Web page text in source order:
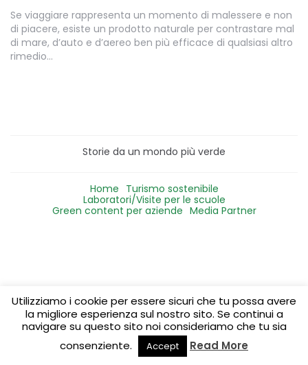
Se viaggiare rappresenta un momento di malessere e non
di piacere, esiste un prodotto naturale per contrastare mal
di mare, d’auto e d’aereo ben più efficace di qualsiasi altro
rimedio…
Storie da un mondo più verde
Home Turismo sostenibile
Laboratori/Visite per le scuole
Green content per aziende Media Partner
Utilizziamo i cookie per essere sicuri che tu possa avere
la migliore esperienza sul nostro sito. Se continui a
navigare su questo sito noi consideriamo che tu sia
consenziente.
Accept Read More